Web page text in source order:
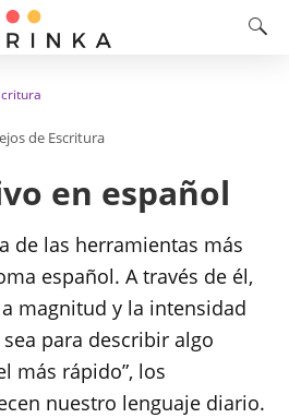
de Escritura
en español
de las herramientas más
español. A través de él,
magnitud y la intensidad
para describir algo
más rápido”, los
nuestro lenguaje diario.